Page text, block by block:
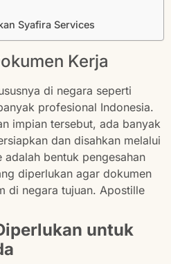
Syafira Services
Kerja
di negara seperti
profesional Indonesia.
impian tersebut, ada banyak
dan disahkan melalui
bentuk pengesahan
diperlukan agar dokumen
di negara tujuan. Apostille
untuk